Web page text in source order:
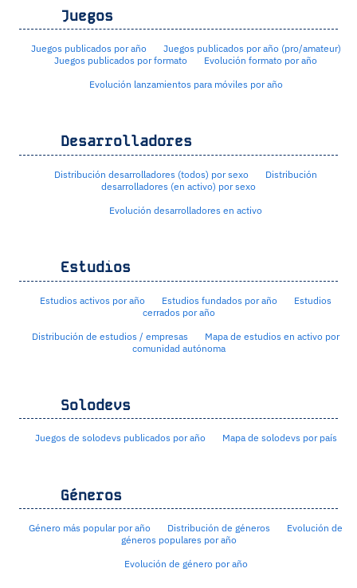
Juegos
Juegos publicados por año
Juegos publicados por año (pro/amateur)
Juegos publicados por formato
Evolución formato por año
Evolución lanzamientos para móviles por año
Desarrolladores
Distribución desarrolladores (todos) por sexo
Distribución
desarrolladores (en activo) por sexo
Evolución desarrolladores en activo
Estudios
Estudios activos por año Estudios fundados por año
Estudios
cerrados por año
Distribución de estudios / empresas
Mapa de estudios en activo por
comunidad autónoma
Solodevs
Juegos de solodevs publicados por año Mapa de solodevs por país
Géneros
Género más popular por año Distribución de géneros
Evolución de
géneros populares por año
Evolución de género por año